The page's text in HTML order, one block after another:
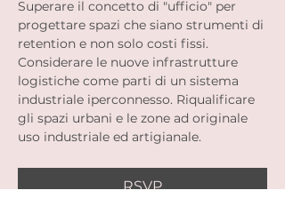
Superare il concetto di "ufficio" per
progettare spazi che siano strumenti di
retention e non solo costi fissi.
Considerare le nuove infrastrutture
logistiche come parti di un sistema
industriale iperconnesso. Riqualificare
gli spazi urbani e le zone ad originale
uso industriale ed artigianale.
RSVP